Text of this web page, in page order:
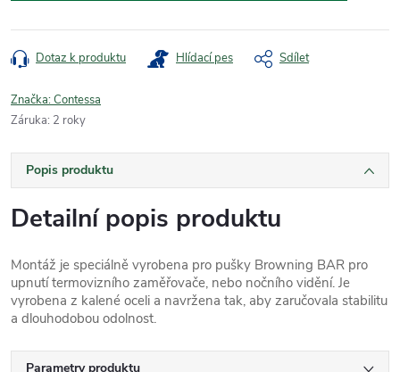
Dotaz k produktu Hlídací pes Sdílet
Značka:Contessa
Záruka: 2 roky
Popis produktu
Detailní popis produktu
Montáž je speciálně vyrobena pro pušky Browning BAR pro
upnutí termovizního zaměřovače, nebo nočního vidění. Je
vyrobena z kalené oceli a navržena tak, aby zaručovala stabilitu
a dlouhodobou odolnost.
Parametry produktu